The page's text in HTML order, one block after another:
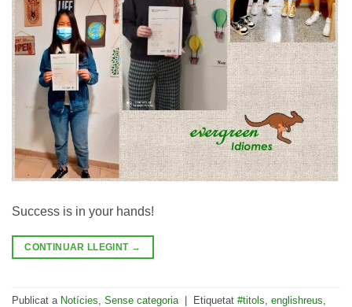
Success is in your hands!
CONTINUAR LLEGINT →
Publicat a Notícies Sense categoria Etiquetat #titols englishreus